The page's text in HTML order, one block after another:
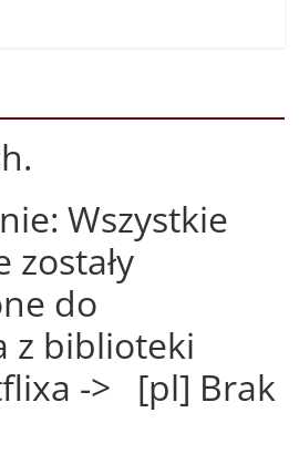
Wszystkie
zostały
do
z biblioteki
-> [pl] Brak